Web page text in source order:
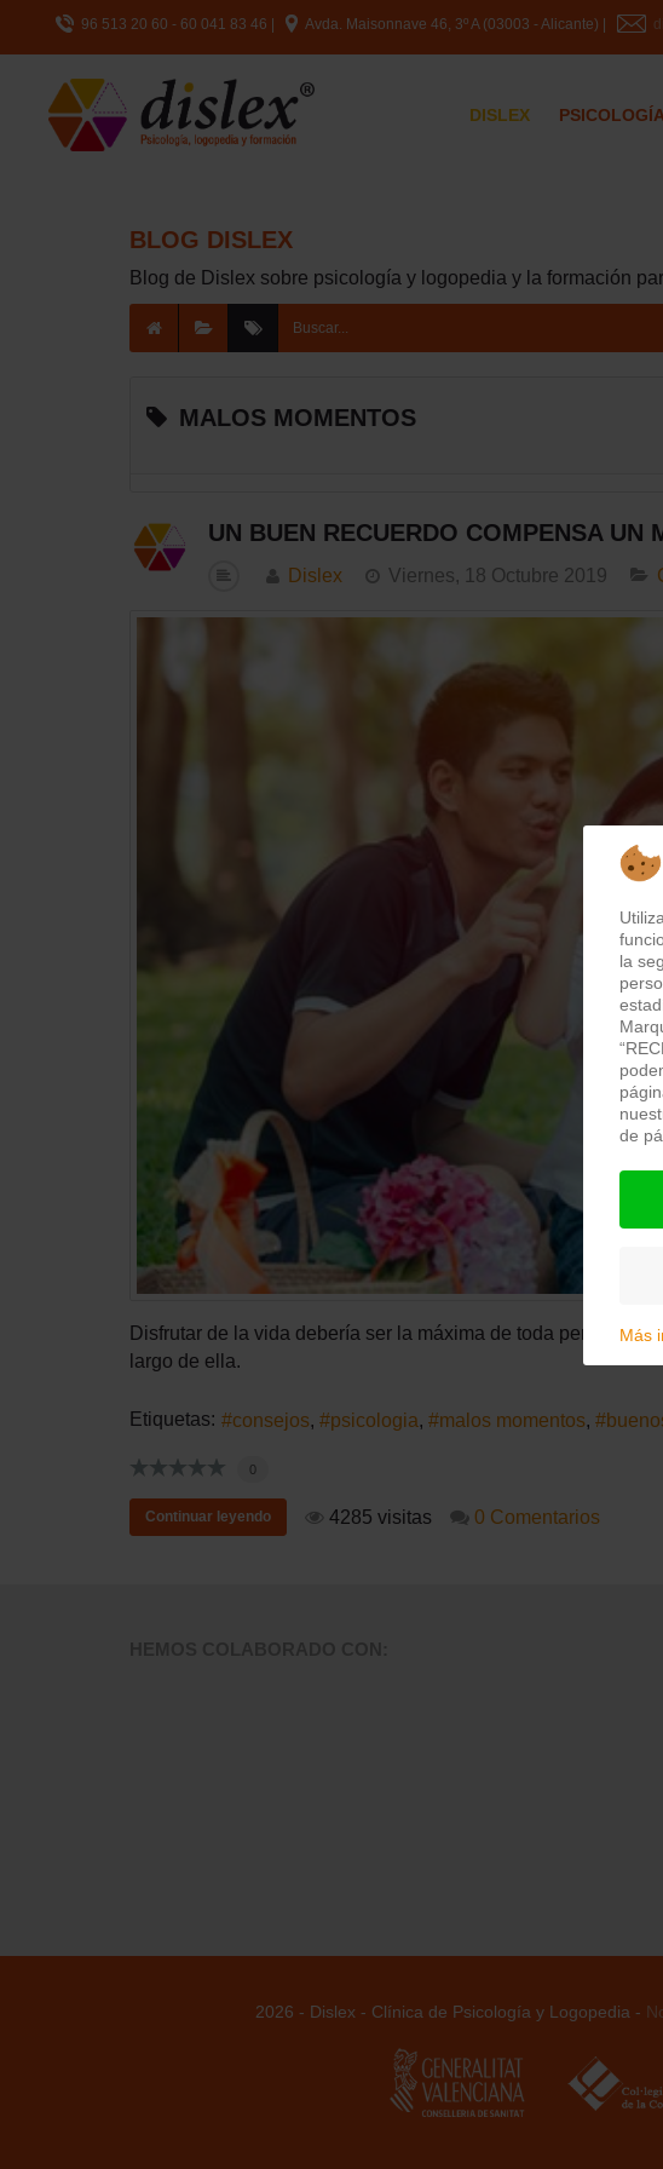
96 513 20 60 - 60 041 83 46 Avda. Maisonnave 46, 3º A (03003 - Alicante) |
DISLEX PSICOLOGÍA
BLOG DISLEX
Blog de Dislex sobre psicología y logopedia y la formación
MALOS MOMENTOS
UN BUEN RECUERDO COMPENSA UN
Dislex Viernes, 18 Octubre 2019
Disfrutar de la vida debería ser la máxima de toda persona.
largo de ella.
Etiquetas: consejos psicologia malos momentos
0
Continuar leyendo 4285 visitas 0 Comentarios
2026 - Dislex - Clínica de Psicología y Logopedia -
la
de
Más